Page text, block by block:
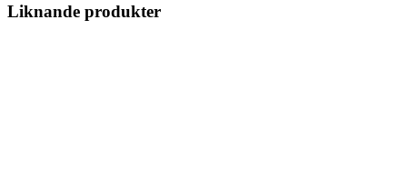
Liknande produkter